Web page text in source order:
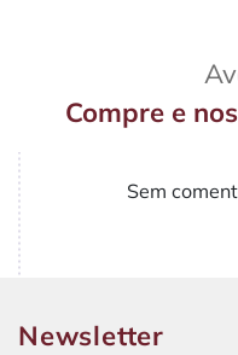
Compre e
Sem
Newsletter